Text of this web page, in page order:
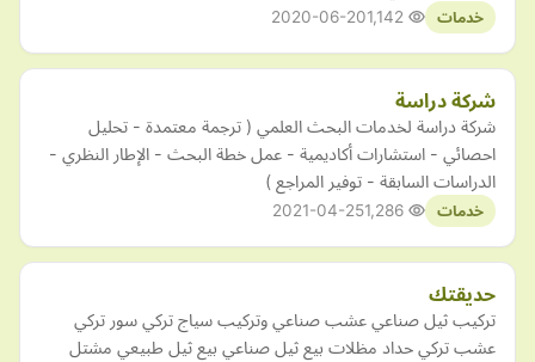
خدمات 2020-06-20
شركة دراسة
شركة دراسة لخدمات البحث العلمي ( ترجمة معتمدة - تحليل
احصائي - استشارات أكاديمية - عمل خطة البحث - الإطار النظري -
الدراسات السابقة - توفير المراجع )
خدمات 2021-04-25
حديقتك
تركيب ثيل صناعي عشب صناعي وتركيب سياج تركي سور تركي
عشب تركي حداد مظلات بيع ثيل صناعي بيع ثيل طبيعي مشتل